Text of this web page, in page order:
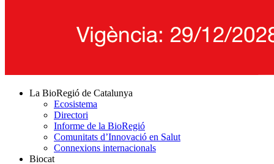
La BioRegió de Catalunya
Ecosistema
Directori
Informe de la BioRegió
Comunitats d’Innovació en Salut
Connexions internacionals
Biocat